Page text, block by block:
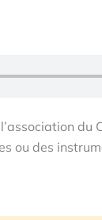
ou des